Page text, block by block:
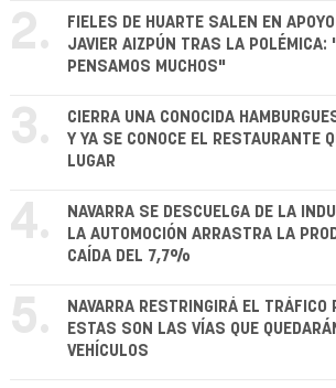
2.
FIELES DE HUARTE SALEN EN
JAVIER AIZPÚN TRAS LA POLÉMICA:
PENSAMOS MUCHOS"
3.
CIERRA UNA CONOCIDA
Y YA SE CONOCE EL RESTAURANTE
LUGAR
4.
NAVARRA SE DESCUELGA DE LA
LA AUTOMOCIÓN ARRASTRA LA
CAÍDA DEL 7,7%
5.
NAVARRA RESTRINGIRÁ EL TRÁFICO
ESTAS SON LAS VÍAS QUE
VEHÍCULOS